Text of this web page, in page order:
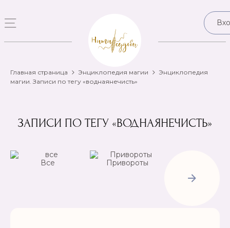
Главная страница Энциклопедия магии
Энциклопедия
магии. Записи по тегу «воднаянечисть»
ЗАПИСИ ПО ТЕГУ «ВОДНАЯНЕЧИСТЬ»
Все
Привороты
Рассорки